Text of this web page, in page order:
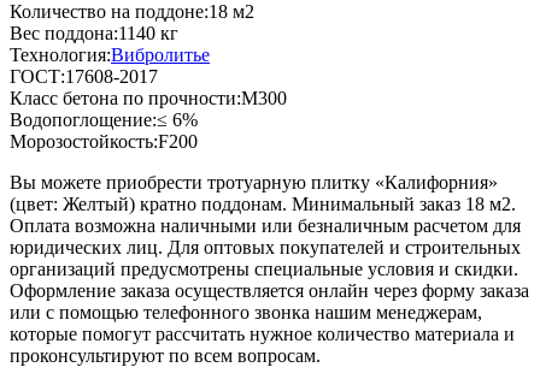
Количество на поддоне:18 м2
Вес поддона:1140 кг
Технология:Вибролитье
ГОСТ:17608-2017
Класс бетона по прочности:М300
Водопоглощение:≤ 6%
Морозостойкость:F200
Вы можете приобрести тротуарную плитку «Калифорния»
(цвет: Желтый) кратно поддонам. Минимальный заказ 18 м2.
Оплата возможна наличными или безналичным расчетом для
юридических лиц. Для оптовых покупателей и строительных
организаций предусмотрены специальные условия и скидки.
Оформление заказа осуществляется онлайн через форму заказа
или с помощью телефонного звонка нашим менеджерам,
которые помогут рассчитать нужное количество материала и
проконсультируют по всем вопросам.